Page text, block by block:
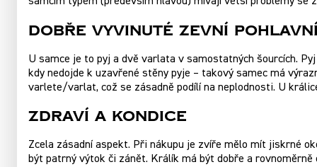
Dobře vyvinuté zevní
U samce je to pyj a dvě varlata v samostatných šourcích.
kdy nedojde k uzavřené stěny pyje – takový samec má
varlete/varlat, což se zásadně podílí na neplodnosti. U
Zdraví a kondice
Zcela zásadní aspekt. Při nákupu je zvíře mělo mít jiskrné
být patrný výtok či zánět. Králík má být dobře a